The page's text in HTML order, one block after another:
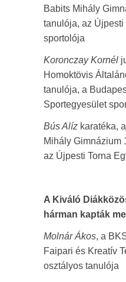
Babits Mihály
tanulója, az Újpesti
sportolója
Koronczay Kornél
Homoktövis
tanulója, a
Sportegyesület
Bús Alíz karatéka,
Mihály Gimnázium
az Újpesti Torna
A Kiváló
hárman kapták
Molnár Ákos, a
Faipari és Kreatív
osztályos tanulója